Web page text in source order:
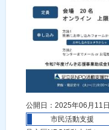
公開日：2025年06月11日
市民活動支援